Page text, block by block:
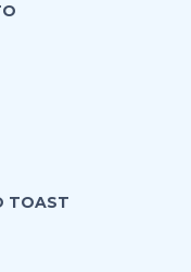
TOAST